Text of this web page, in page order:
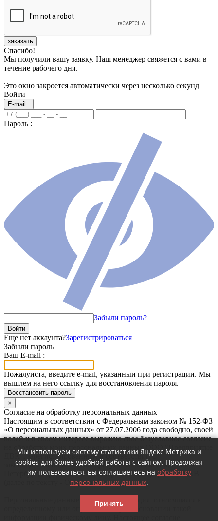
заказать
Спасибо!
Мы получили вашу заявку. Наш менеджер свяжется с вами в
течение рабочего дня.
Это окно закроется автоматически через несколько секунд.
Войти
E-mail :
Пароль :
Забыли пароль?
Войти
Еще нет аккаунта?Зарегистрироваться
Забыли пароль
Ваш E-mail :
Пожалуйста, введите e-mail, указанный при регистрации. Мы
вышлем на него ссылку для восстановления пароля.
Восстановить пароль
×
Согласие на обработку персональных данных
Настоящим в соответствии с Федеральным законом № 152-ФЗ
«О персональных данных» от 27.07.2006 года свободно, своей
волей и в своем интересе выражаю свое безусловное согласие
ДВК", зарегистрированным в соответствии с
законодательством РФ по адресу: 196655, Россия, Санкт-
Петербург, город Колпино, Ижорский завод, д.б/н, лит.АВ
(далее по тексту - Оператор).
Персональные данные - любая информация, относящаяся к
определенному или определяемому на основании такой
Мы используем систему статистики Яндекс Метрика и
cookies для более удобной работы с сайтом. Продолжая
им пользоваться, вы соглашаетесь на обработку
персональных данных.
Принять